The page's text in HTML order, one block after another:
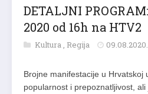
DETALJNI
2020 od 16h na HTV2
Kultura , Regija
Brojne manifestacije u Hrvatskoj
popularnost i prepoznatljivost,